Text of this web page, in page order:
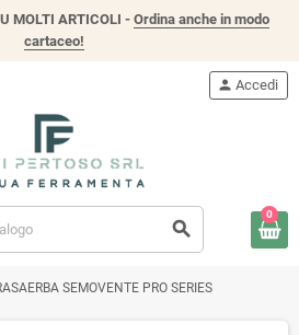
MOLTI ARTICOLI - Ordina anche in modo
cartaceo!
search
person Accedi
0
SEMOVENTE PRO SERIES